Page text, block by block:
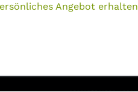
Angebot erhalten